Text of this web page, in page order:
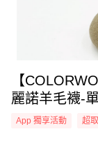
【
麗諾羊毛襪-
App 獨享活動 超